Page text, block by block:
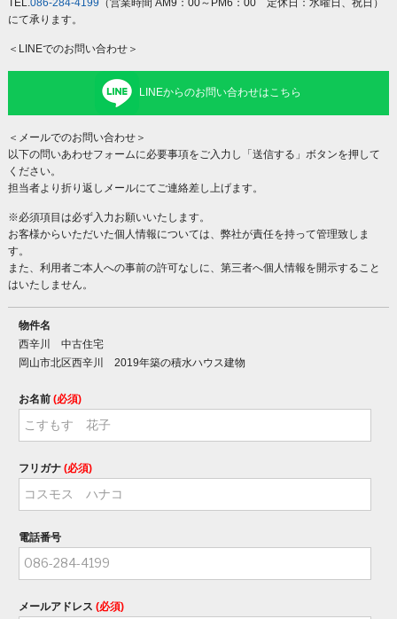
TEL.086-284-4199 （営業時間 AM9：00～PM6：00 定休日：水曜日、祝日）
にて承ります。
＜LINEでのお問い合わせ＞
LINEからのお問い合わせはこちら
＜メールでのお問い合わせ＞
以下の問いあわせフォームに必要事項をご入力し「送信する」ボタンを押して
ください。
担当者より折り返しメールにてご連絡差し上げます。
※必須項目は必ず入力お願いいたします。
お客様からいただいた個人情報については、弊社が責任を持って管理致しま
す。
また、利用者ご本人への事前の許可なしに、第三者へ個人情報を開示すること
はいたしません。
物件名
西辛川 中古住宅
岡山市北区西辛川 2019年築の積水ハウス建物
お名前 (必須)
フリガナ (必須)
電話番号
メールアドレス (必須)